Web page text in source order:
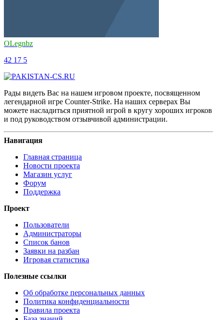
OLegnbz
42 17 5
Рады видеть Вас на нашем игровом проекте, посвященном
легендарной игре Counter-Strike. На наших серверах Вы
можете насладиться приятной игрой в кругу хороших игроков
и под руководством отзывчивой администрации.
Навигация
Главная страница
Новости проекта
Магазин услуг
Форум
Поддержка
Проект
Пользователи
Администраторы
Список банов
Заявки на разбан
Игровая статистика
Полезные ссылки
Об обработке персональных данных
Политика конфиденциальности
Правила проекта